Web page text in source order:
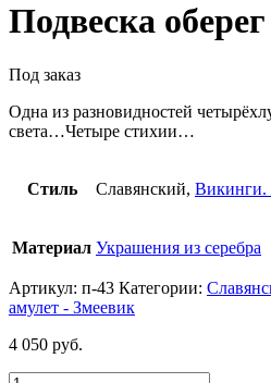
Подвеска
Под заказ
Одна из разновидностей
света…Четыре стихии…
Стиль Славянский, Викинги.
Материал Украшения из серебра
Артикул: п-43 Категории:
амулет - Змеевик
4 050 руб.